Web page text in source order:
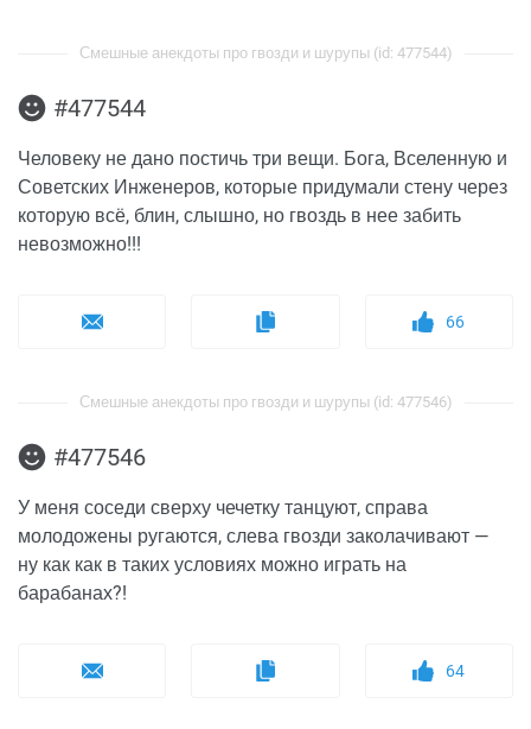
Смешные анекдоты про гвозди и шурупы (id: 477544)
#477544
Человеку не дано постичь три вещи. Бога, Вселенную и
Советских Инженеров, которые придумали стену через
которую всё, блин, слышно, но гвоздь в нее забить
невозможно!!!
66
Смешные анекдоты про гвозди и шурупы (id: 477546)
#477546
У меня соседи сверху чечетку танцуют, справа
молодожены ругаются, слева гвозди заколачивают —
ну как как в таких условиях можно играть на
барабанах?!
64